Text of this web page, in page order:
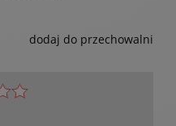
dodaj do przechowalni